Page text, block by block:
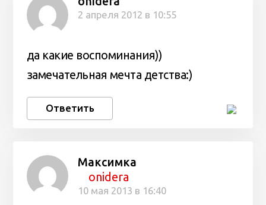
2 апреля 2012 в 10:55
да какие воспоминания))
замечательная мечта детства:)
Ответить
Максимка
onidera
10 мая 2013 в 16:40